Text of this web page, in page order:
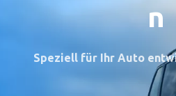
n
Speziell für Ihr Auto